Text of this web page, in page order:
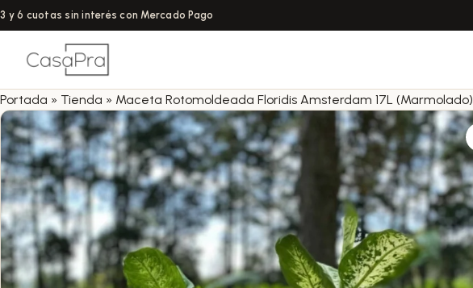
3 y 6 cuotas sin interés con Mercado Pago
Portada » Tienda » Maceta Rotomoldeada Floridis Amsterdam 17L (Marmolado)